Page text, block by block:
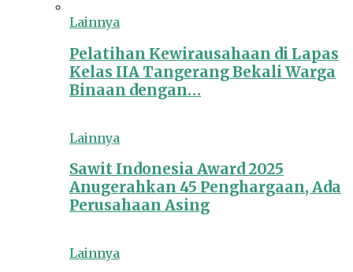
Lainnya
Pelatihan Kewirausahaan di Lapas
Kelas IIA Tangerang Bekali Warga
Binaan dengan…
Lainnya
Sawit Indonesia Award 2025
Anugerahkan 45 Penghargaan, Ada
Perusahaan Asing
Lainnya